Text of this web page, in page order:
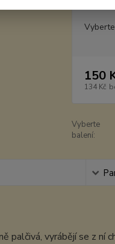
150
134 Kč
Vyberte
balení:
palčivá, vyrábějí se z ní